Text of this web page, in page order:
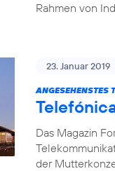
Rahmen von
23. Januar 2019
ANGESEHENSTES
Das Magazin
der